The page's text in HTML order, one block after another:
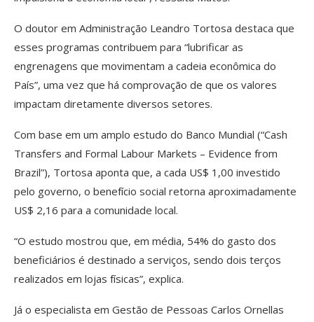
O doutor em Administração Leandro Tortosa destaca que
esses programas contribuem para “lubrificar as
engrenagens que movimentam a cadeia econômica do
País”, uma vez que há comprovação de que os valores
impactam diretamente diversos setores.
Com base em um amplo estudo do Banco Mundial (“Cash
Transfers and Formal Labour Markets – Evidence from
Brazil”), Tortosa aponta que, a cada US$ 1,00 investido
pelo governo, o benefício social retorna aproximadamente
US$ 2,16 para a comunidade local.
“O estudo mostrou que, em média, 54% do gasto dos
beneficiários é destinado a serviços, sendo dois terços
realizados em lojas físicas”, explica.
Já o especialista em Gestão de Pessoas Carlos Ornellas